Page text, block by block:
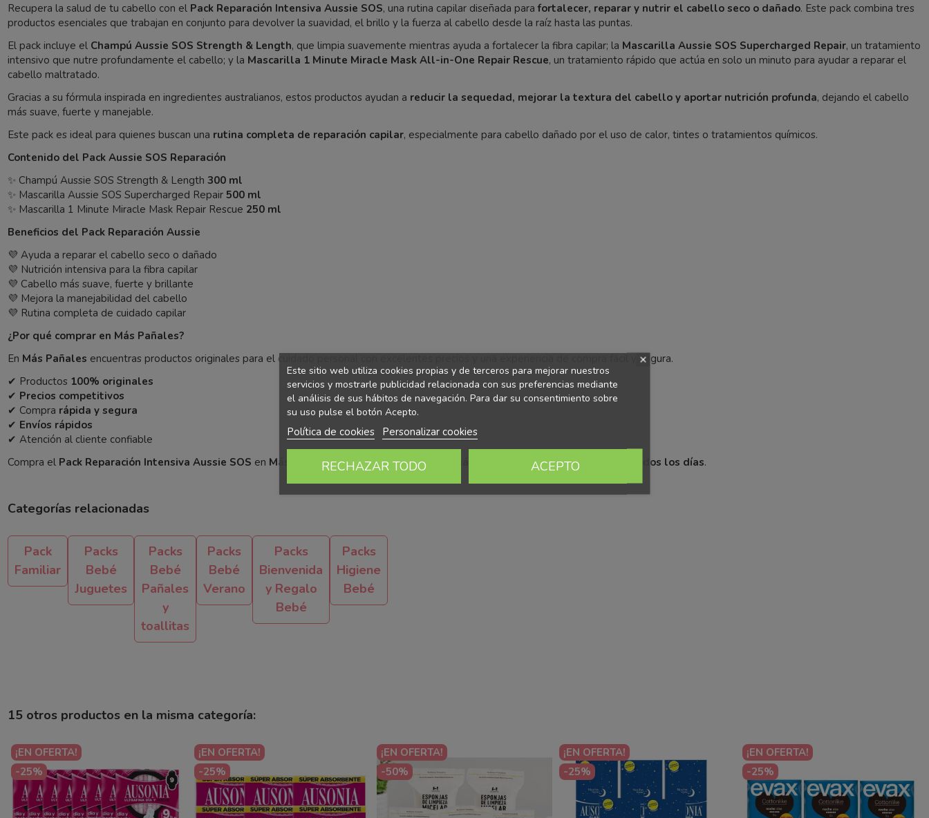
Recupera la salud de tu cabello con el Pack Reparación Intensiva Aussie SOS, una rutina capilar diseñada parafortalecer, reparar y nutrir el cabello seco o dañado. Este pack combina tres
productos esenciales que trabajan en conjunto para devolver la suavidad, el brillo y la fuerza al cabello desde la raíz hasta las puntas.
El pack incluye el Champú Aussie SOS Strength & Length, que limpia suavemente mientras ayuda a fortalecer la fibra capilar; la Mascarilla Aussie SOS Supercharged Repair, un tratamiento
intensivo que nutre profundamente el cabello; y la Mascarilla 1 Minute Miracle Mask All-in-One Repair Rescue, un tratamiento rápido que actúa en solo un minuto para ayudar a reparar el
cabello maltratado.
Gracias a su fórmula inspirada en ingredientes australianos, estos productos ayudan a reducir la sequedad, mejorar la textura del cabello y aportar nutrición profunda, dejando el cabello
más suave, fuerte y manejable.
Este pack es ideal para quienes buscan una rutina completa de reparación capilar, especialmente para cabello dañado por el uso de calor, tintes o tratamientos químicos.
Contenido del Pack Aussie SOS Reparación
✨ Champú Aussie SOS Strength & Length300 ml
✨ Mascarilla Aussie SOS Supercharged Repair500 ml
✨ Mascarilla 1 Minute Miracle Mask Repair Rescue 250 ml
Beneficios del Pack Reparación Aussie
💜 Ayuda a reparar el cabello seco o dañado
💜 Nutrición intensiva para la fibra capilar
💜 Cabello más suave, fuerte y brillante
💜 Mejora la manejabilidad del cabello
💜 Rutina completa de cuidado capilar
¿Por qué comprar en Más Pañales?
En Más Pañales encuentras productos originales para el cuidado personal con excelentes precios y una experiencia de compra fácil y segura.
✔ Productos 100% originales
✔ Precios competitivos
✔ Compra rápida y segura
✔ Envíos rápidos
✔ Atención al cliente confiable
Compra el Pack Reparación Intensiva Aussie SOS en Más Pañalesy disfruta de uncabello más fuerte, nutrido y lleno de vida todos los días.
Categorías relacionadas
Pack
Familiar
Packs
Bebé
Juguetes
Packs
Bebé
Pañales
y
toallitas
Packs
Bebé
Verano
Packs
Bienvenida
y Regalo
Bebé
Packs
Higiene
Bebé
15 otros productos en la misma categoría:
¡EN OFERTA!
-25%
¡EN OFERTA!
-25%
¡EN OFERTA!
-50%
¡EN OFERTA!
-25%
¡EN OFERTA!
-25%
Este sitio web utiliza cookies propias y de terceros para mejorar nuestros
servicios y mostrarle publicidad relacionada con sus preferencias mediante
el análisis de sus hábitos de navegación. Para dar su consentimiento sobre
su uso pulse el botón Acepto.
Política de cookies Personalizar cookies
RECHAZAR TODO ACEPTO